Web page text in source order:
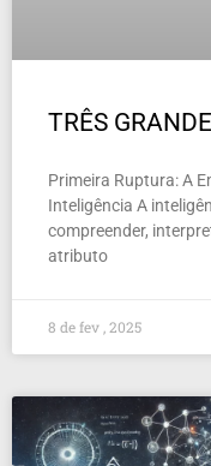
TRÊS
Primeira Ruptura: A
Inteligência A
compreender,
atributo
8 de fev , 2025